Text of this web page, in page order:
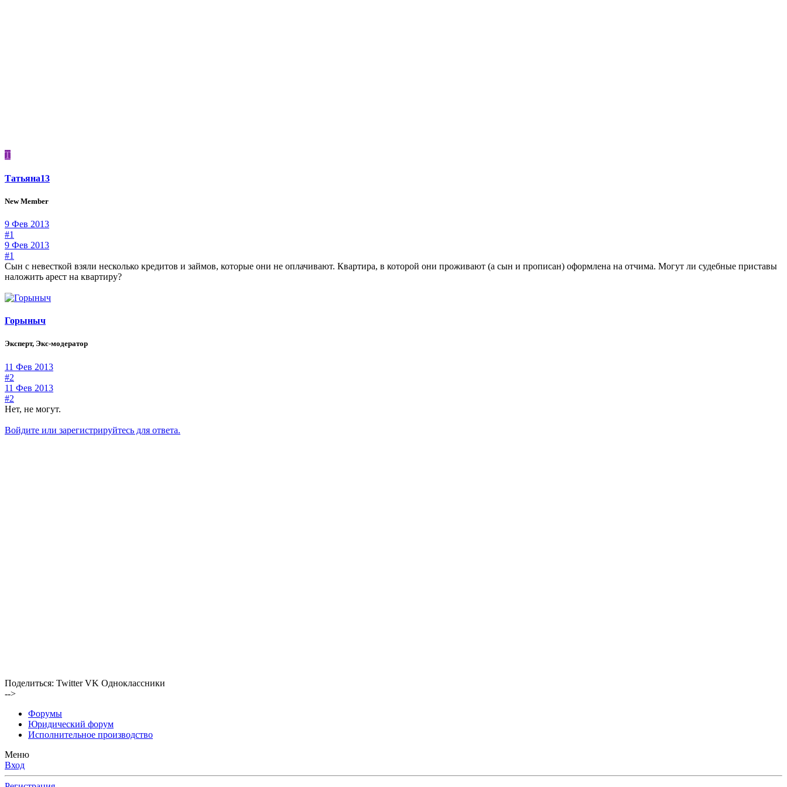
Т
Татьяна13
New Member
9 Фев 2013
#1
9 Фев 2013
#1
Сын с невесткой взяли несколько кредитов и займов, которые они не оплачивают. Квартира, в которой они проживают (а сын и прописан) оформлена на отчима. Могут ли судебные приставы
наложить арест на квартиру?
Горыныч
Эксперт, Экс-модератор
11 Фев 2013
#2
11 Фев 2013
#2
Нет, не могут.
Войдите или зарегистрируйтесь для ответа.
Поделиться: Twitter VK Одноклассники
-->
Форумы
Юридический форум
Исполнительное производство
Меню
Вход